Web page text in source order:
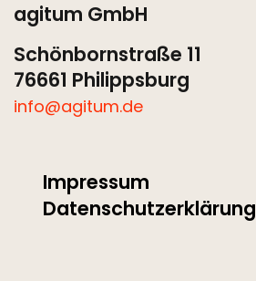
agitum GmbH
Schönbornstraße 11
76661 Philippsburg
info@agitum.de
Impressum
Datenschutzerklärung